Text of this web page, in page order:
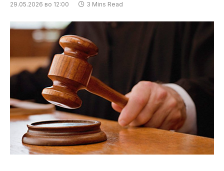
29.05.2026 во 12:00 3 Mins Read